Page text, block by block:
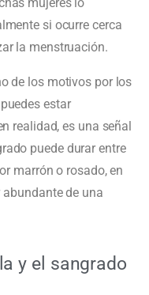
si ocurre cerca
la menstruación.
de los motivos por los
estar
realidad, es una señal
puede durar entre
marrón o rosado, en
de una
y el sangrado